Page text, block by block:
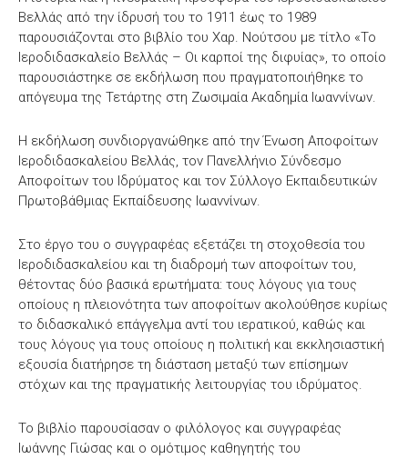
Βελλάς από την ίδρυσή του το 1911 έως το 1989
παρουσιάζονται στο βιβλίο του Χαρ. Νούτσου με τίτλο «Το
Ιεροδιδασκαλείο Βελλάς – Οι καρποί της διφυίας», το οποίο
παρουσιάστηκε σε εκδήλωση που πραγματοποιήθηκε το
απόγευμα της Τετάρτης στη Ζωσιμαία Ακαδημία Ιωαννίνων.
Η εκδήλωση συνδιοργανώθηκε από την Ένωση Αποφοίτων
Ιεροδιδασκαλείου Βελλάς, τον Πανελλήνιο Σύνδεσμο
Αποφοίτων του Ιδρύματος και τον Σύλλογο Εκπαιδευτικών
Πρωτοβάθμιας Εκπαίδευσης Ιωαννίνων.
Στο έργο του ο συγγραφέας εξετάζει τη στοχοθεσία του
Ιεροδιδασκαλείου και τη διαδρομή των αποφοίτων του,
θέτοντας δύο βασικά ερωτήματα: τους λόγους για τους
οποίους η πλειονότητα των αποφοίτων ακολούθησε κυρίως
το διδασκαλικό επάγγελμα αντί του ιερατικού, καθώς και
τους λόγους για τους οποίους η πολιτική και εκκλησιαστική
εξουσία διατήρησε τη διάσταση μεταξύ των επίσημων
στόχων και της πραγματικής λειτουργίας του ιδρύματος.
Το βιβλίο παρουσίασαν ο φιλόλογος και συγγραφέας
Ιωάννης Γιώσας και ο ομότιμος καθηγητής του